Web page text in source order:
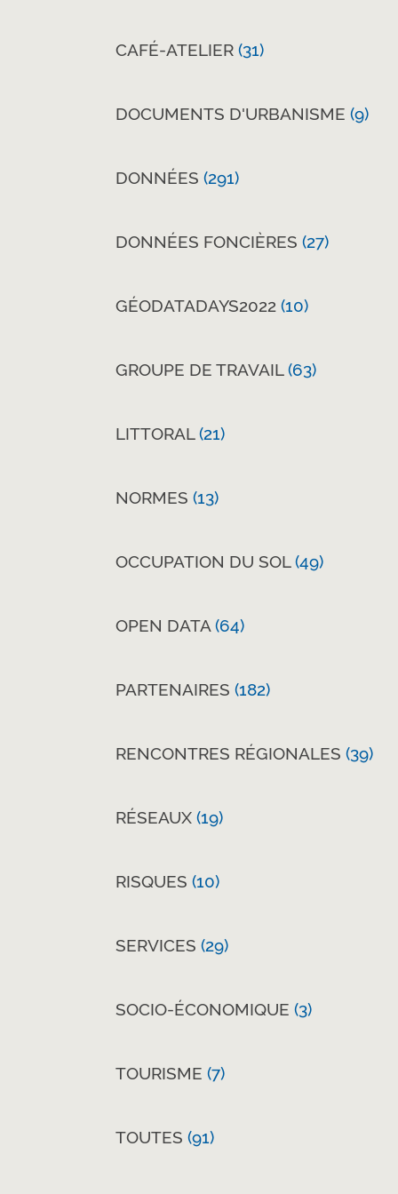
CAFÉ-ATELIER (31)
DOCUMENTS D'URBANISME (9)
DONNÉES (291)
DONNÉES FONCIÈRES (27)
GÉODATADAYS2022 (10)
GROUPE DE TRAVAIL(63)
LITTORAL(21)
NORMES (13)
OCCUPATION DU SOL(49)
OPEN DATA (64)
PARTENAIRES (182)
RENCONTRES RÉGIONALES (39)
RÉSEAUX (19)
RISQUES (10)
SERVICES (29)
SOCIO-ÉCONOMIQUE (3)
TOURISME (7)
TOUTES (91)